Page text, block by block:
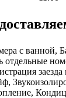
с ванной,
отдельные